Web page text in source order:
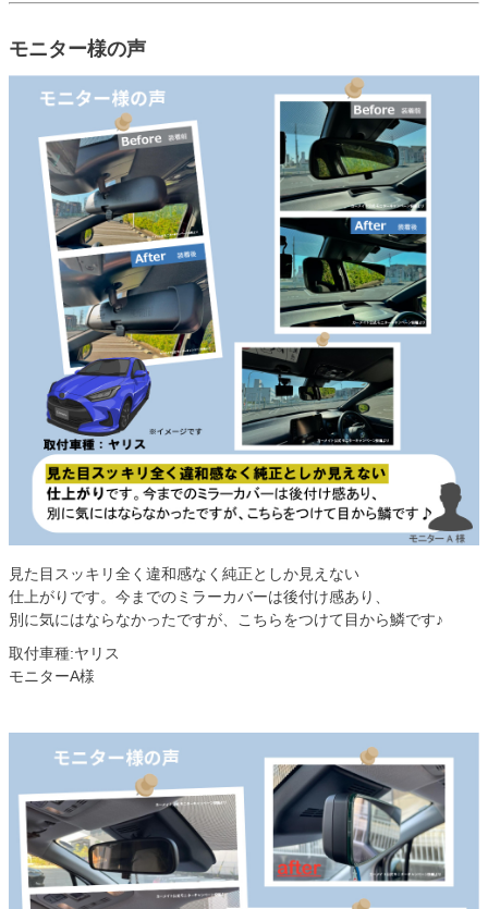
モニター様の声
見た目スッキリ全く違和感なく純正としか見えない
仕上がりです。今までのミラーカバーは後付け感あり、
別に気にはならなかったですが、こちらをつけて目から鱗です♪
取付車種:ヤリス
モニターA様